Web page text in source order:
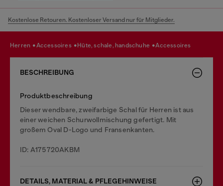
Kostenlose Retouren. Kostenloser Versand nur für Mitglieder.
herren accessoires hüte, schale, handschuhe accessoires
BESCHREIBUNG
Produktbeschreibung
Dieser wendbare, zweifarbige Schal für Herren ist aus
einer weichen Schurwollmischung gefertigt. Mit
großem Oval D-Logo und Fransenkanten.
ID: A175720AKBM
DETAILS, MATERIAL & PFLEGEHINWEISE